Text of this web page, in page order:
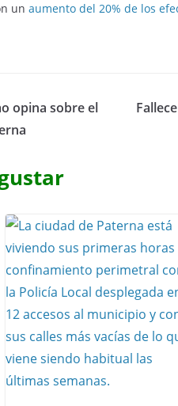
un aumento del 20% de los
opina sobre el